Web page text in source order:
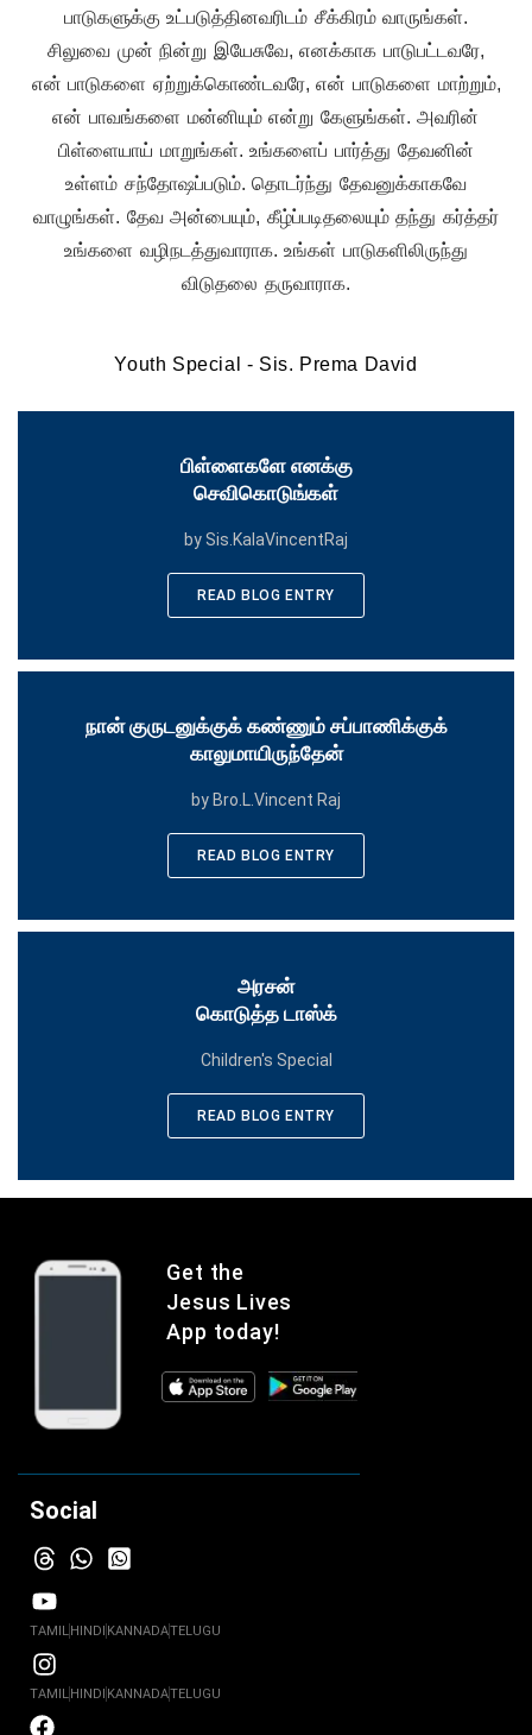
பாடுகளுக்கு உட்படுத்தினவரிடம் சீக்கிரம் வாருங்கள்.
சிலுவை முன் நின்று இயேசுவே, எனக்காக பாடுபட்டவரே,
என் பாடுகளை ஏற்றுக்கொண்டவரே, என் பாடுகளை மாற்றும்,
என் பாவங்களை மன்னியும் என்று கேளுங்கள். அவரின்
பிள்ளையாய் மாறுங்கள். உங்களைப் பார்த்து தேவனின்
உள்ளம் சந்தோஷப்படும். தொடர்ந்து தேவனுக்காகவே
வாழுங்கள். தேவ அன்பையும், கீழ்ப்படிதலையும் தந்து கர்த்தர்
உங்களை வழிநடத்துவாராக. உங்கள் பாடுகளிலிருந்து
விடுதலை தருவாராக.
Youth Special - Sis. Prema David
பிள்ளைகளே எனக்கு
செவிகொடுங்கள்
by Sis.KalaVincentRaj
READ BLOG ENTRY
நான் குருடனுக்குக் கண்ணும் சப்பாணிக்குக்
காலுமாயிருந்தேன்
by Bro.L.Vincent Raj
READ BLOG ENTRY
அரசன்
கொடுத்த டாஸ்க்
Children's Special
READ BLOG ENTRY
Get the
Jesus Lives
App today!
Social
TAMIL HINDI KANNADATELUGU
TAMIL HINDI KANNADATELUGU